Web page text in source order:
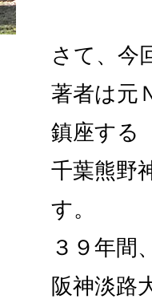
さて、今
著者は元
鎮座する
千葉熊野
す。
３９年間
阪神淡路